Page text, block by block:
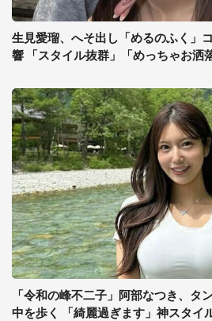
生見愛瑠、へそ出し「めるのふく」
響 「スタイル抜群」「めっちゃお洒
「令和の峰不二子」阿部なつき、タ
中を歩く 「綺麗過ぎます」神スタイ